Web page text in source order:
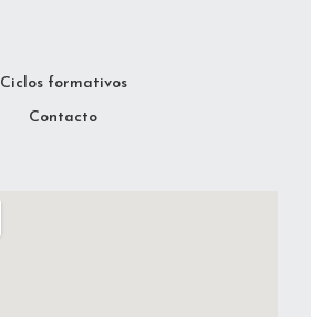
Ciclos formativos
Contacto